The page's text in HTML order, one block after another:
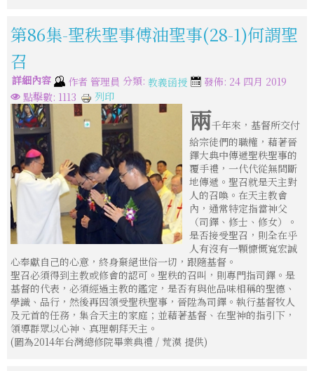
第86集-聖秩聖事傅油聖事(28-1)何謂聖
召
詳細內容 作者 管理員 分類: 教義函授
發佈: 24 四月 2019
點擊數: 1113
列印
兩千年來，基督所交付
給宗徒們的職權，藉著晉
鐸大典中傳遞聖秩聖事的
覆手禮，一代代從無間斷
地傳遞。聖召就是天主對
人的召喚。在天主教會
內，通常特定指當神父
（司鐸、修士、修女）。
是否接受聖召，則全在乎
人有沒有一顆慷慨寬宏誠
心奉獻自己的心意，終身棄絕世俗一切，跟隨基督。
聖召必須得到主教或修會的認可。聖秩的召叫，則專門指司鐸。是
基督的代表，必須經過主教的鑑定，是否有與他品味相稱的聖德、
學識、品行，然後再因領受聖秩聖事，晉陞為司鐸。執行基督牧人
及元首的任務，集合天主的家庭；並藉著基督、在聖神的指引下，
領導群眾以心神、真理朝拜天主。
(圖為2014年台灣總修院畢業典禮 / 荒漠 提供)